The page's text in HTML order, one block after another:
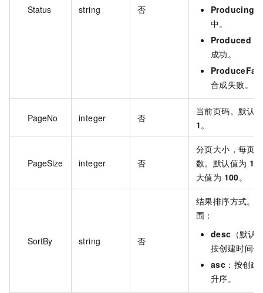
Status string 否
Producing
中。
Produced
成功。
合成失败。
PageNo integer 否
当前页码。默认
1。
PageSize integer 否
分页大小，每页
数。默认值为 10
大值为 100。
SortBy string 否
结果排序方式。
围：
desc （默认
按创建时间
asc ：按创建
升序。